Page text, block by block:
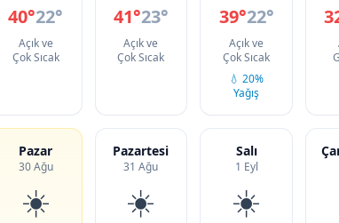
40°22°
Açık ve
Çok Sıcak
41°23°
Açık ve
Çok Sıcak
39°22°
Açık ve
Çok Sıcak
💧 20%
Yağış
Pazar
30 Ağu
☀️
Pazartesi
31 Ağu
☀️
Salı
1 Eyl
☀️